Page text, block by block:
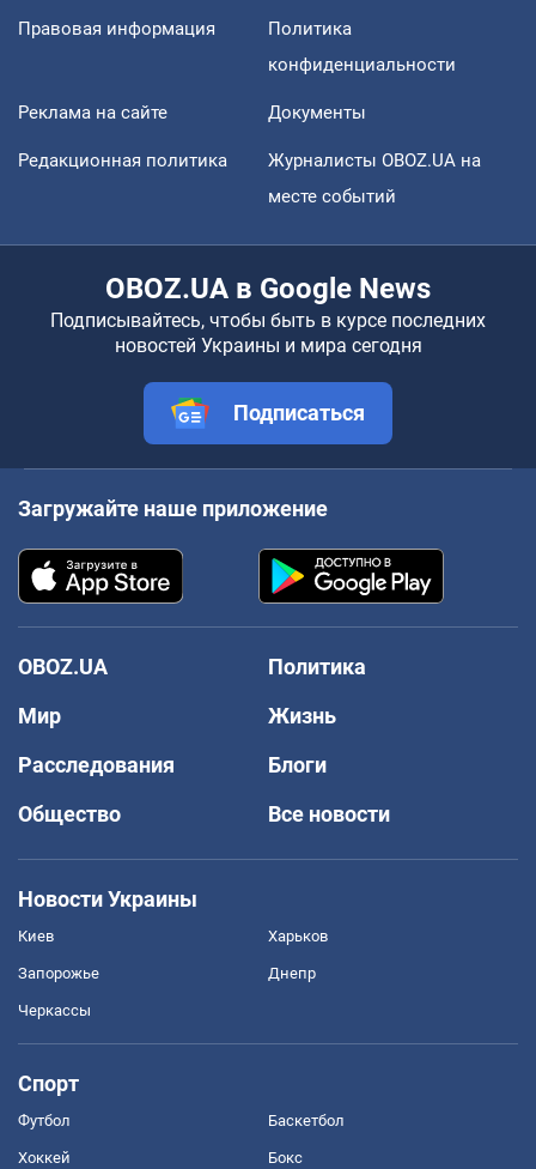
Правовая информация
Политика
конфиденциальности
Реклама на сайте Документы
Редакционная политика
Журналисты OBOZ.UA на
месте событий
OBOZ.UA в Google News
Подписывайтесь, чтобы быть в курсе последних
новостей Украины и мира сегодня
Подписаться
Загружайте наше приложение
OBOZ.UA
Политика
Мир
Жизнь
Расследования
Блоги
Общество
Все новости
Новости Украины
Киев Харьков
Запорожье Днепр
Черкассы
Спорт
Футбол Баскетбол
Хоккей Бокс